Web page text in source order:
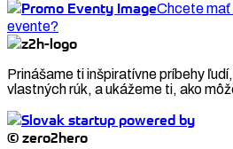
Chcete mať
evente?
Prinášame ti inšpiratívne príbehy
vlastných rúk, a ukážeme ti, ako
© zero2hero